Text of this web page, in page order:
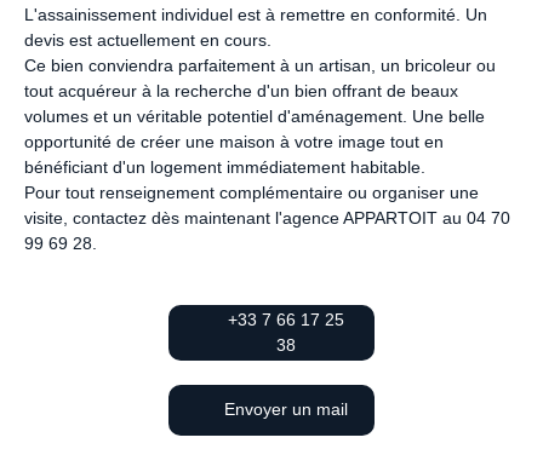
L'assainissement individuel est à remettre en conformité. Un
devis est actuellement en cours.
Ce bien conviendra parfaitement à un artisan, un bricoleur ou
tout acquéreur à la recherche d'un bien offrant de beaux
volumes et un véritable potentiel d'aménagement. Une belle
opportunité de créer une maison à votre image tout en
bénéficiant d'un logement immédiatement habitable.
Pour tout renseignement complémentaire ou organiser une
visite, contactez dès maintenant l'agence APPARTOIT au 04 70
99 69 28.
+33 7 66 17 25
38
Envoyer un mail